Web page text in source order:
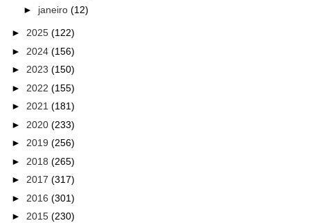
► janeiro (12)
► 2025 (122)
► 2024 (156)
► 2023 (150)
► 2022 (155)
► 2021 (181)
► 2020 (233)
► 2019 (256)
► 2018 (265)
► 2017 (317)
► 2016 (301)
► 2015 (230)